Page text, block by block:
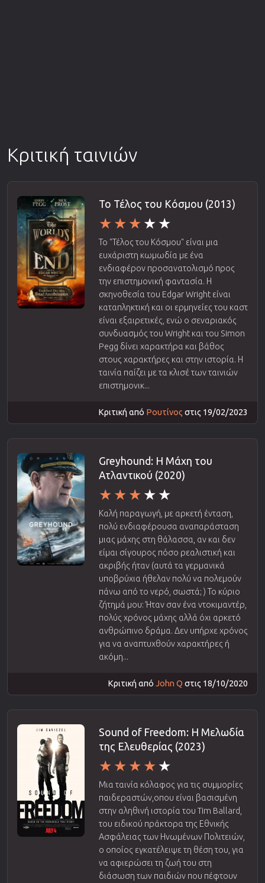
Κριτική ταινιών
Το Τέλος του Κόσμου (2013)
Το "Τέλος του Κόσμου" είναι μια
ευχάριστη κωμωδία με ένα
ενδιαφέρον προσανατολισμό προς
την επιστημονική φαντασία. Η
σκηνοθεσία του Edgar Wright είναι
καταπληκτική και οι ερμηνείες του καστ
είναι εξαιρετικές, ενώ ο σεναριακός
συνδυασμός του Wright και του Simon
Pegg δίνει χαρακτήρα και βάθος
στους χαρακτήρες και στην ιστορία. Η
ταινία παίζει με τα κλισέ των ταινιών
επιστημονικ...
Κριτική από Ρουτίνος στις 19/02/2023
Greyhound: Η Μάχη του
Ατλαντικού (2020)
Καλή παραγωγή, με αρκετή ένταση,
πολύ ενδιαφέρουσα αναπαράσταση
μιας μάχης στη θάλασσα, αν και δεν
είμαι σίγουρος πόσο ρεαλιστική και
ακριβής ήταν (αυτά τα γερμανικά
υποβρύχια ήθελαν πολύ να πολεμούν
πάνω από το νερό, σωστά; ) Το κύριο
ζήτημά μου: Ήταν σαν ένα ντοκιμαντέρ,
πολύς χρόνος μάχης αλλά όχι αρκετό
ανθρώπινο δράμα. Δεν υπήρχε χρόνος
για να αναπτυχθούν χαρακτήρες ή
ακόμη...
Κριτική από John Q στις 18/10/2020
Sound of Freedom: Η Μελωδία
της Ελευθερίας (2023)
Μια ταινία κόλαφος για τις συμμορίες
παιδεραστών,οπου είναι βασισμένη
στην αληθινή ιστορία του Tim Ballard,
του ειδικού πράκτορα της Εθνικής
Ασφάλειας των Ηνωμένων Πολιτειών,
ο οποίος εγκατέλειψε τη θέση του, για
να αφιερώσει τη ζωή του στη
διάσωση των παιδιών που πέφτουν